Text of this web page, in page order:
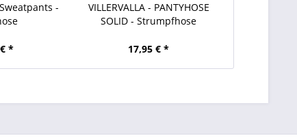
-
*
VILLERVALLA - PANTYHOSE
SOLID - Strumpfhose
17,95 € *